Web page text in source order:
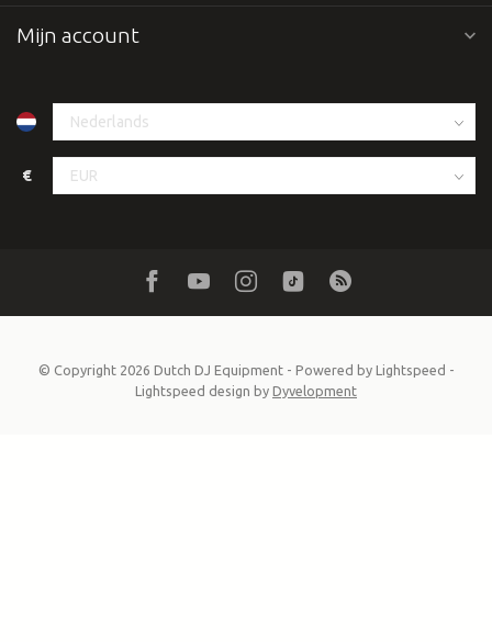
Mijn account
€
© Copyright 2026 Dutch DJ Equipment- Powered by Lightspeed -
Lightspeed design by Dyvelopment